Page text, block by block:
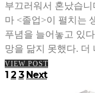
부끄러워서 혼났습
마 <졸업>이 펼치는
푸념을 늘어놓고 있
망을 닮지 못했다.
VIEW POST
글
1 2 3 Next